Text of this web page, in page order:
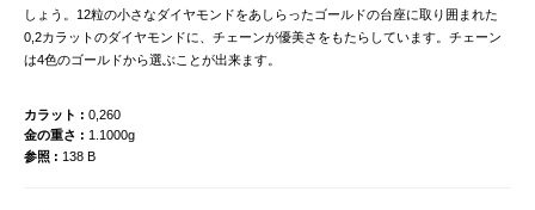
しょう。12粒の小さなダイヤモンドをあしらったゴールドの台座に取り囲まれた
0,2カラットのダイヤモンドに、チェーンが優美さをもたらしています。チェーン
は4色のゴールドから選ぶことが出来ます。
カラット
0,260
金の重さ
1.1000g
参照
138 B